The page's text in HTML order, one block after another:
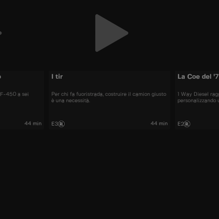
450 a sei
44 min
I tir
Per chi fa fuoristrada, costruire il camion giusto
è una necessità.
E3 44 min
La Coe del
1 Way Diesel
personalizzando
E2